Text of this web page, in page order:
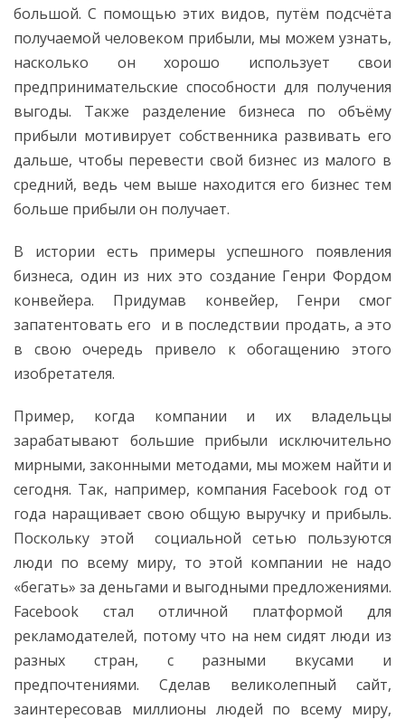
большой. С помощью этих видов, путём подсчёта
получаемой человеком прибыли, мы можем узнать,
насколько он хорошо использует свои
предпринимательские способности для получения
выгоды. Также разделение бизнеса по объёму
прибыли мотивирует собственника развивать его
дальше, чтобы перевести свой бизнес из малого в
средний, ведь чем выше находится его бизнес тем
больше прибыли он получает.
В истории есть примеры успешного появления
бизнеса, один из них это создание Генри Фордом
конвейера. Придумав конвейер, Генри смог
запатентовать его и в последствии продать, а это
в свою очередь привело к обогащению этого
изобретателя.
Пример, когда компании и их владельцы
зарабатывают большие прибыли исключительно
мирными, законными методами, мы можем найти и
сегодня. Так, например, компания Facebook год от
года наращивает свою общую выручку и прибыль.
Поскольку этой социальной сетью пользуются
люди по всему миру, то этой компании не надо
«бегать» за деньгами и выгодными предложениями.
Facebook стал отличной платформой для
рекламодателей, потому что на нем сидят люди из
разных стран, с разными вкусами и
предпочтениями. Сделав великолепный сайт,
заинтересовав миллионы людей по всему миру,